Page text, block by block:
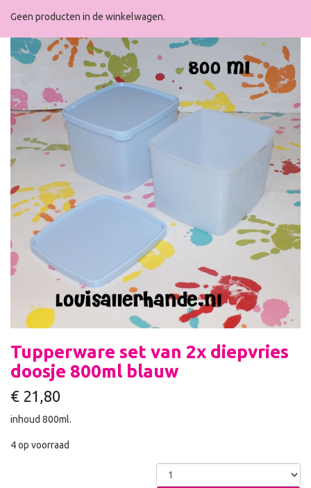
Geen producten in de winkelwagen.
Tupperware set van 2x diepvries
doosje 800ml blauw
€ 21,80
inhoud 800ml.
4 op voorraad